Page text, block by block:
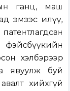
ганц, маш
эмээс илүү,
фэйсбүүкийн
хэлбэрээр
явуулж буй
хийхгүй